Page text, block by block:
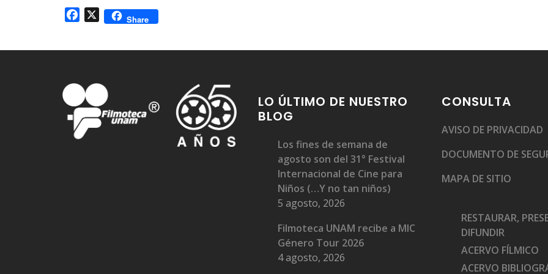
Facebook
X Share
LO ÚLTIMO DE NUESTRO
BLOG
Los fines de semana de
agosto son del 31° Festival
Internacional de Cine para
Niños (…Y no tan niños)
5 agosto, 2026
Filmoteca UNAM recibe a MIC
Género Tour 2026
4 agosto, 2026
CONSULTA
AVISO DE PRIVACIDAD
DOCUMENTO DE
MAPA DE SITIO
RESTAURAR,
DIFUNDIR
ACERVO FÍLMICO
ACERVO